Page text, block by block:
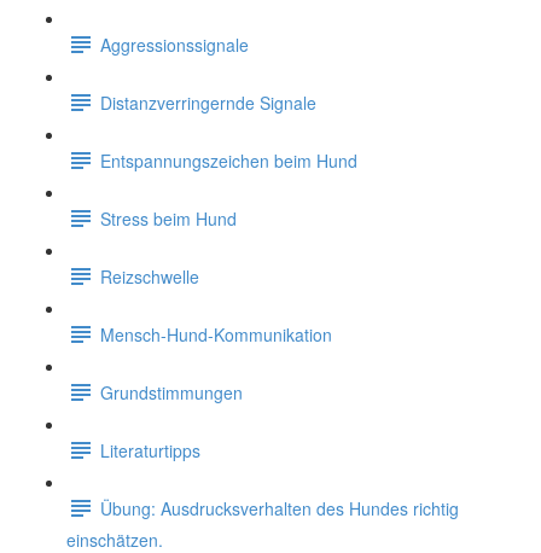
Aggressionssignale
Distanzverringernde Signale
Entspannungszeichen beim Hund
Stress beim Hund
Reizschwelle
Mensch-Hund-Kommunikation
Grundstimmungen
Literaturtipps
Übung: Ausdrucksverhalten des Hundes richtig
einschätzen.